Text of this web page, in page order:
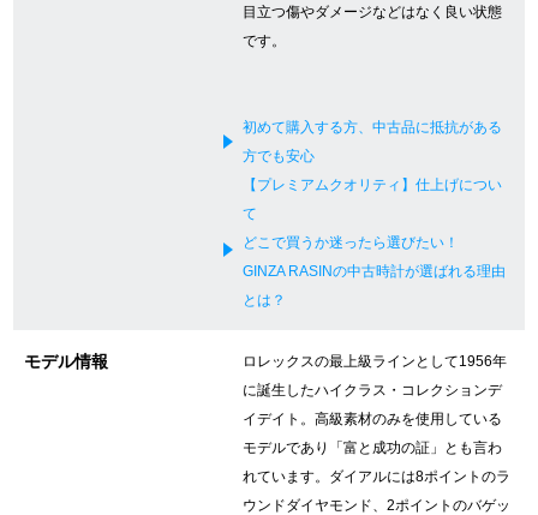
大阪心斎橋店
GINZA RASIN公式ブログ
SNS・動画
For Overseas Customers
简体中文
目立つ傷やダメージなどはなく良い状態
です。
初めて購入する方、中古品に抵抗がある
方でも安心
【プレミアムクオリティ】仕上げについ
て
どこで買うか迷ったら選びたい！
GINZA RASINの中古時計が選ばれる理由
とは？
モデル情報
ロレックスの最上級ラインとして1956年
に誕生したハイクラス・コレクションデ
イデイト。高級素材のみを使用している
モデルであり「富と成功の証」とも言わ
れています。ダイアルには8ポイントのラ
ウンドダイヤモンド、2ポイントのバゲッ